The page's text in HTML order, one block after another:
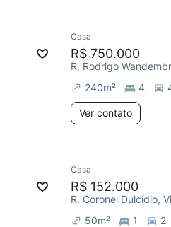
Casa
R$ 750.000
240m² 4
Ver contato
Casa
R$ 152.000
R. Coronel Dulcídio,
50m² 1 2